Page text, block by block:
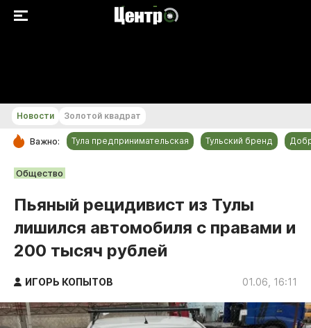
РУБРИКИ
Общество
Культура
Происшествия
Спорт
Тульский бренд
Тула предпринимательская
ДоброЦентр
Новости Золотой квадрат
Важно: Тула предпринимательская Тульский бренд
Общество
Пьяный рецидивист из Тулы
лишился автомобиля с правами и
200 тысяч рублей
ИГОРЬ КОПЫТОВ 01.06, 16:11